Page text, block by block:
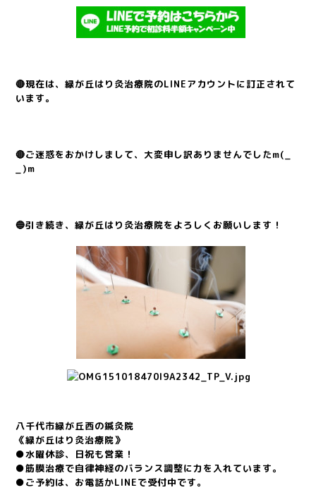
🔴現在は、緑が丘はり灸治療院のLINEアカウントに訂正されて
います。
🔴ご迷惑をおかけしまして、大変申し訳ありませんでしたm(_
_)m
🔵引き続き、緑が丘はり灸治療院をよろしくお願いします！
八千代市緑が丘西の鍼灸院
《緑が丘はり灸治療院》
●水曜休診、日祝も営業！
●筋膜治療で自律神経のバランス調整に力を入れています。
●ご予約は、お電話かLINEで受付中です。